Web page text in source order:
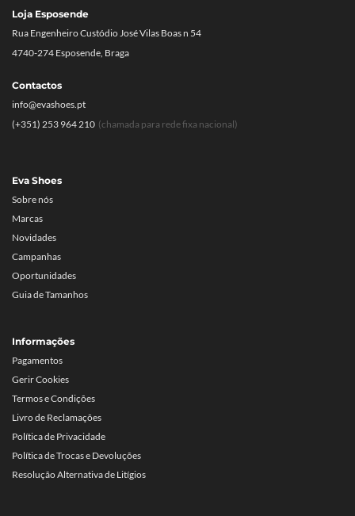
Eva Shoes
Sobre nós
Marcas
Novidades
Campanhas
Oportunidades
Guia de Tamanhos
Informações
Pagamentos
Gerir Cookies
Termos e Condições
Livro de Reclamações
Política de Privacidade
Política de Trocas e Devoluções
Resolução Alternativa de Litígios
Loja Esposende
Rua Engenheiro Custódio José Vilas Boas n 54
4740-274 Esposende, Braga
Contactos
info@evashoes.pt
(+351) 253 964 210 (chamada para rede fixa nacional)